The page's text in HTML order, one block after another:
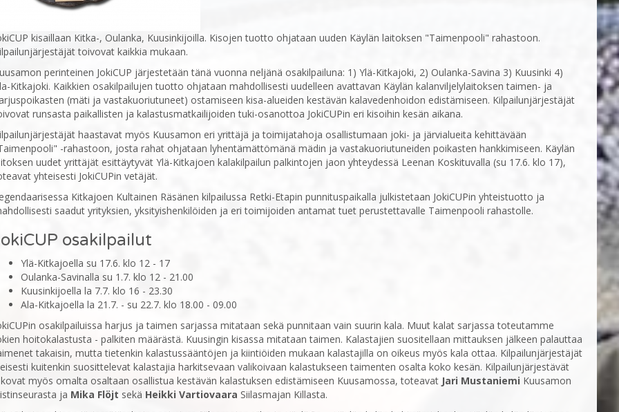
kisaillaan Kitka-, Oulanka, Kuusinkijoilla. Kisojen tuotto ohjataan uuden Käylän laitoksen "Taimenpooli" rahastoon.
toivovat kaikkia mukaan.
perinteinen JokiCUP järjestetään tänä vuonna neljänä osakilpailuna: 1) Ylä-Kitkajoki, 2) Oulanka-Savina 3) Kuusinki 4)
Kitkajoki. Kaikkien osakilpailujen tuotto ohjataan mahdollisesti uudelleen avattavan Käylän kalanviljelylaitoksen taimen- ja
(mäti ja vastakuoriutuneet) ostamiseen kisa-alueiden kestävän kalavedenhoidon edistämiseen. Kilpailunjärjestäjät
runsasta paikallisten ja kalastusmatkailijoiden tuki-osanottoa JokiCUPin eri kisoihin kesän aikana.
haastavat myös Kuusamon eri yrittäjä ja toimijatahoja osallistumaan joki- ja järvialueita kehittävään
-rahastoon, josta rahat ohjataan lyhentämättömänä mädin ja vastakuoriutuneiden poikasten hankkimiseen. Käylän
uudet yrittäjät esittäytyvät Ylä-Kitkajoen kalakilpailun palkintojen jaon yhteydessä Leenan Koskituvalla (su 17.6. klo 17),
yhteisesti JokiCUPin vetäjät.
Kitkajoen Kultainen Räsänen kilpailussa Retki-Etapin punnituspaikalla julkistetaan JokiCUPin yhteistuotto ja
saadut yrityksien, yksityishenkilöiden ja eri toimijoiden antamat tuet perustettavalle Taimenpooli rahastolle.
osakilpailut
Ylä-Kitkajoella su 17.6. klo 12 - 17
Oulanka-Savinalla su 1.7. klo 12 - 21.00
Kuusinkijoella la 7.7. klo 16 - 23.30
Ala-Kitkajoella la 21.7. - su 22.7. klo 18.00 - 09.00
osakilpailuissa harjus ja taimen sarjassa mitataan sekä punnitaan vain suurin kala. Muut kalat sarjassa toteutamme
hoitokalastusta - palkiten määrästä. Kuusingin kisassa mitataan taimen. Kalastajien suositellaan mittauksen jälkeen palauttaa
takaisin, mutta tietenkin kalastussääntöjen ja kiintiöiden mukaan kalastajilla on oikeus myös kala ottaa. Kilpailunjärjestäjät
kuitenkin suosittelevat kalastajia harkitsevaan valikoivaan kalastukseen taimenten osalta koko kesän. Kilpailunjärjestävät
myös omalta osaltaan osallistua kestävän kalastuksen edistämiseen Kuusamossa, toteavat Jari Mustaniemi Kuusamon
ja Mika Flöjt sekä Heikki Vartiovaara Siilasmajan Killasta.